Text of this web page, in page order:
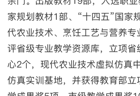
家规划教材1部、“十四五”国家
代农业技术、烹饪工艺与营养
评省级专业教学资源库，立项省
心2个，现代农业技术虚拟仿真
仿真实训基地，并获得教育部